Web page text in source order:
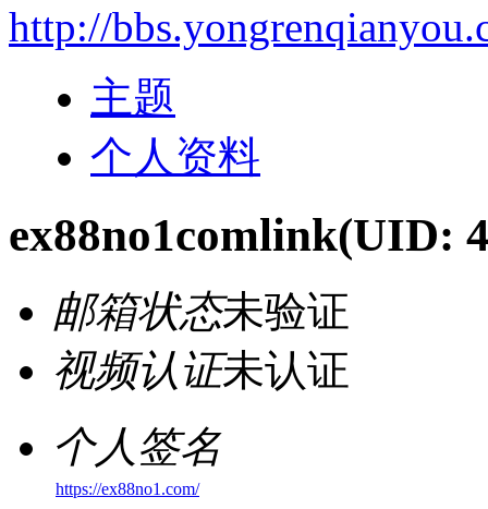
http://
主题
个人资料
ex88no1comlink(UID:
邮箱状态未验证
视频认证未认证
个人签名
https://ex88no1.com/